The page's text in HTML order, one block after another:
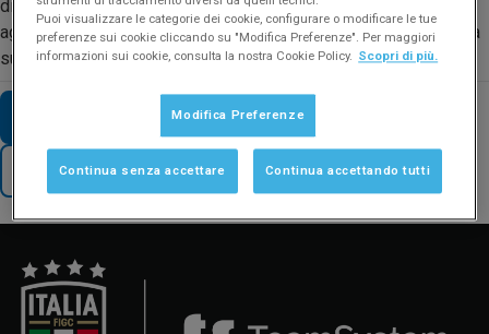
di aver aggiornato Easyfatt all'ultima revisione disponibile,
agendo alla sezione Start e premendo nel pannello blu a destra
su Controlla/Installa aggiornamenti.
VAI AD ALTRE FAQ SUL TEMA
TORNA AL SUPPORTO
Puoi visualizzare le categorie dei cookie, configurare o modificare le tue
preferenze sui cookie cliccando su "Modifica Preferenze". Per maggiori
informazioni sui cookie, consulta la nostra Cookie Policy. Scopri di più.
Modifica Preferenze
Continua senza accettare Continua accettando tutti